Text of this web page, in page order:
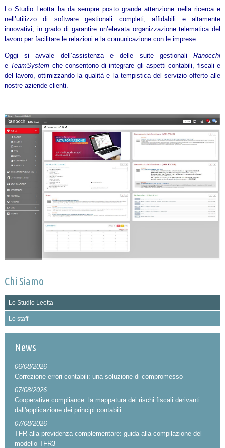
Lo Studio Leotta ha da sempre posto grande attenzione nella ricerca e
nell’utilizzo di software gestionali completi, affidabili e altamente
innovativi, in grado di garantire un’elevata organizzazione telematica del
lavoro per facilitare le relazioni e la comunicazione con le imprese.
Oggi si avvale dell’assistenza e delle suite gestionaliRanocchi
e TeamSystem che consentono di integrare gli aspetti contabili, fiscali e
del lavoro, ottimizzando la qualità e la tempistica del servizio offerto alle
nostre aziende clienti.
Chi Siamo
Lo Studio Leotta
Lo staff
News
06/08/2026
Correzione errori contabili: una soluzione di compromesso
07/08/2026
Cooperative compliance: la mappatura dei rischi fiscali derivanti
dall'applicazione dei principi contabili
07/08/2026
TFR alla previdenza complementare: guida alla compilazione del
modello TFR3